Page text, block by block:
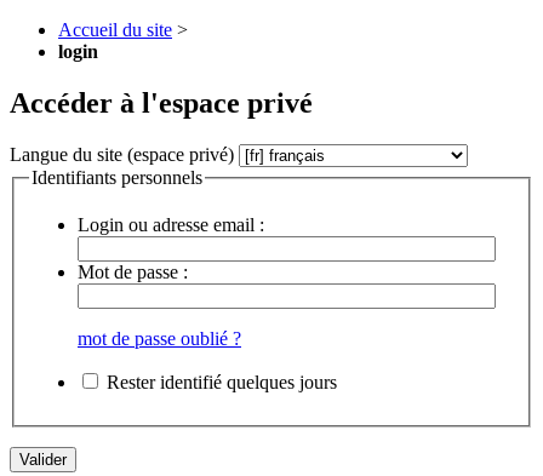
Accueil du site >
login
Accéder à l'espace privé
Langue du site (espace privé)
Identifiants personnels
Login ou adresse email :
Mot de passe :
mot de passe oublié ?
Rester identifié quelques jours